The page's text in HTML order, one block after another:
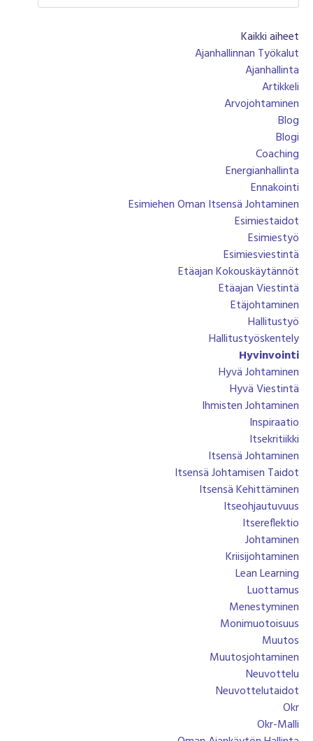
Kaikki aiheet
Ajanhallinnan Työkalut
Ajanhallinta
Artikkeli
Arvojohtaminen
Blog
Blogi
Coaching
Energianhallinta
Ennakointi
Esimiehen Oman Itsensä Johtaminen
Esimiestaidot
Esimiestyö
Esimiesviestintä
Etäajan Kokouskäytännöt
Etäajan Viestintä
Etäjohtaminen
Hallitustyö
Hallitustyöskentely
Hyvinvointi
Hyvä Johtaminen
Hyvä Viestintä
Ihmisten Johtaminen
Inspiraatio
Itsekritiikki
Itsensä Johtaminen
Itsensä Johtamisen Taidot
Itsensä Kehittäminen
Itseohjautuvuus
Itsereflektio
Johtaminen
Kriisijohtaminen
Lean Learning
Luottamus
Menestyminen
Monimuotoisuus
Muutos
Muutosjohtaminen
Neuvottelu
Neuvottelutaidot
Okr
Okr-Malli